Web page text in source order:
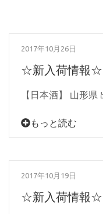
2017年10月26日
☆新入荷情報
【日本酒】 山形
もっと読む
2017年10月19日
☆新入荷情報